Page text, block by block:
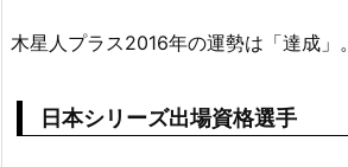
木星人プラス2016年の運勢は「達成」。
日本シリーズ出場資格選手